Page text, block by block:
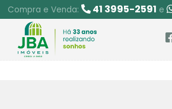
Compra e Venda: 41 3995-2591 e